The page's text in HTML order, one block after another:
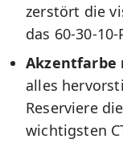
zerstört die
das 60-30-
Akzentfarbe
alles
Reserviere
wichtigsten